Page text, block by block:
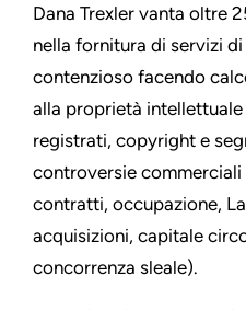
Dana Trexler vanta oltre
nella fornitura di servizi
contenzioso facendo
alla proprietà
registrati, copyright e
controversie
contratti, occupazione,
acquisizioni, capitale
concorrenza sleale).